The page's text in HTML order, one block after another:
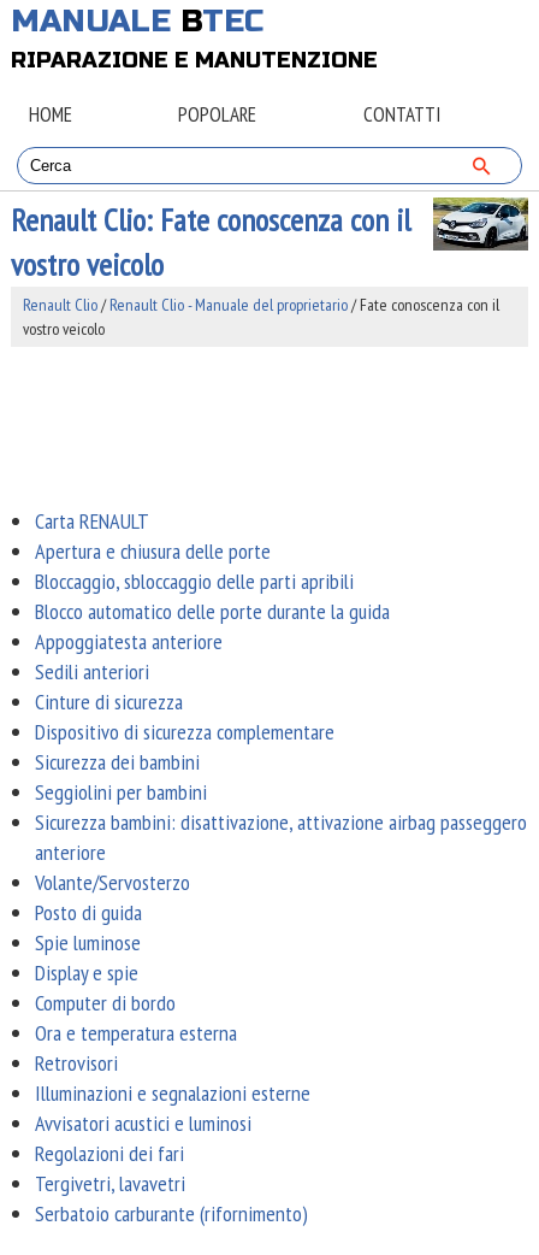
MANUALE BTEC
RIPARAZIONE E MANUTENZIONE
HOME POPOLARE CONTATTI
Renault Clio: Fate conoscenza con il
vostro veicolo
Renault Clio/Renault Clio - Manuale del proprietario/ Fate conoscenza con il
vostro veicolo
Carta RENAULT
Apertura e chiusura delle porte
Bloccaggio, sbloccaggio delle parti apribili
Blocco automatico delle porte durante la guida
Appoggiatesta anteriore
Sedili anteriori
Cinture di sicurezza
Dispositivo di sicurezza complementare
Sicurezza dei bambini
Seggiolini per bambini
Sicurezza bambini: disattivazione, attivazione airbag passeggero
anteriore
Volante/Servosterzo
Posto di guida
Spie luminose
Display e spie
Computer di bordo
Ora e temperatura esterna
Retrovisori
Illuminazioni e segnalazioni esterne
Avvisatori acustici e luminosi
Regolazioni dei fari
Tergivetri, lavavetri
Serbatoio carburante (rifornimento)